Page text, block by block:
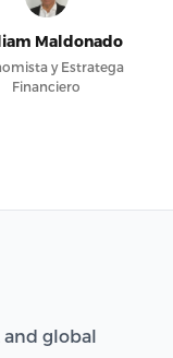
Maldonado
y Estratega
Financiero
and global